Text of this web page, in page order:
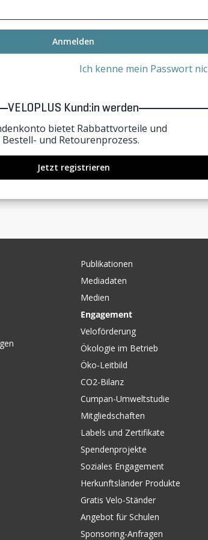
Anmelden
Ich kenne mein Passwort
VELOPLUS Kund:in werden
bietet Rabbattvorteile und
und Retourenprozess.
Jetzt registrieren
Publikationen
Mediadaten
Medien
Engagement
Veloförderung
Ökologie im Betrieb
Öko-Leitbild
CO2-Bilanz
Cumpan-Umweltstudie
Mitgliedschaften
Labels und Zertifikate
Spendenprojekte
Soziales Engagement
Herkunftsländer Produkte
Gratis Velo-Ständer
Angebot für Schulen
Sponsoring-Anfragen